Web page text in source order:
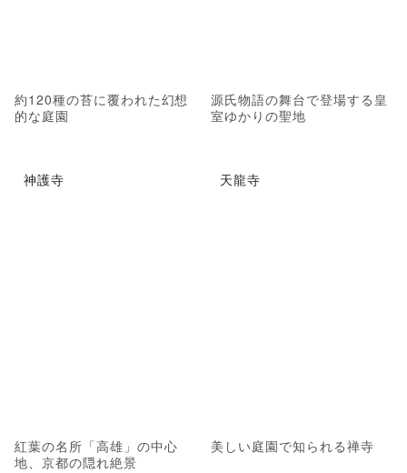
約120種の苔に覆われた幻想
的な庭園
源氏物語の舞台で登場する皇
室ゆかりの聖地
神護寺
紅葉の名所「高雄」の中心
地、京都の隠れ絶景
天龍寺
美しい庭園で知られる禅寺